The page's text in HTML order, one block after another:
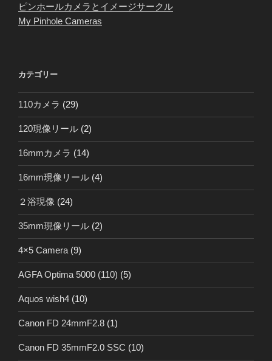
ピンホールカメラとイメージサークル
My Pinhole Cameras
カテゴリー
110カメラ (29)
120現像リール (2)
16mmカメラ (14)
16mm現像リール (4)
２浴現像 (24)
35mm現像リール (2)
4×5 Camera(9)
AGFA Optima 5000 (110) (5)
Aquos wish4 (10)
Canon FD 24mmF2.8 (1)
Canon FD 35mmF2.0 SSC (10)